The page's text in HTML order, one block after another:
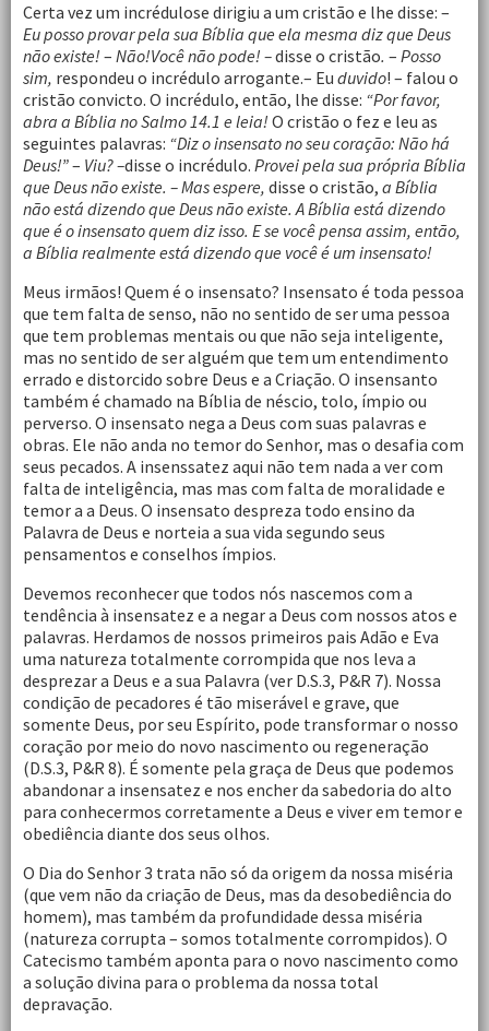
Certa vez um incrédulose dirigiu a um cristão e lhe disse: –
Eu posso provar pela sua Bíblia que ela mesma diz que Deus
não existe! – Não!Você não pode! –disse o cristão. – Posso
sim, respondeu o incrédulo arrogante.– Eu duvido! – falou o
cristão convicto. O incrédulo, então, lhe disse: “Por favor,
abra a Bíblia noSalmo 14.1 e leia! O cristão o fez e leu as
seguintes palavras: “Diz o insensato no seu coração: Não há
Deus!”– Viu? –disse o incrédulo. Provei pela sua própria Bíblia
que Deus não existe. – Mas espere, disse o cristão, a Bíblia
não está dizendo que Deus não existe. A Bíblia está dizendo
que é o insensato quem diz isso. E se você pensa assim, então,
a Bíblia realmente está dizendo que você é um insensato!
Meus irmãos! Quem é o insensato? Insensato é toda pessoa
que tem falta de senso, não no sentido de ser uma pessoa
que tem problemas mentais ou que não seja inteligente,
mas no sentido de ser alguém que tem um entendimento
errado e distorcido sobre Deus e a Criação. O insensanto
também é chamado na Bíblia de néscio, tolo, ímpio ou
perverso. O insensato nega a Deus com suas palavras e
obras. Ele não anda no temor do Senhor, mas o desafia com
seus pecados. A insenssatez aqui não tem nada a ver com
falta de inteligência, mas mas com falta de moralidade e
temor a a Deus. O insensato despreza todo ensino da
Palavra de Deus e norteia a sua vida segundo seus
pensamentos e conselhos ímpios.
Devemos reconhecer que todos nós nascemos com a
tendência à insensatez e a negar a Deus com nossos atos e
palavras. Herdamos de nossos primeiros pais Adão e Eva
uma natureza totalmente corrompida que nos leva a
desprezar a Deus e a sua Palavra (ver D.S.3, P&R 7). Nossa
condição de pecadores é tão miserável e grave, que
somente Deus, por seu Espírito, pode transformar o nosso
coração por meio do novo nascimento ou regeneração
(D.S.3, P&R 8). É somente pela graça de Deus que podemos
abandonar a insensatez e nos encher da sabedoria do alto
para conhecermos corretamente a Deus e viver em temor e
obediência diante dos seus olhos.
O Dia do Senhor 3 trata não só da origem da nossa miséria
(que vem não da criação de Deus, mas da desobediência do
homem), mas também da profundidade dessa miséria
(natureza corrupta – somos totalmente corrompidos). O
Catecismo também aponta para o novo nascimento como
a solução divina para o problema da nossa total
depravação.